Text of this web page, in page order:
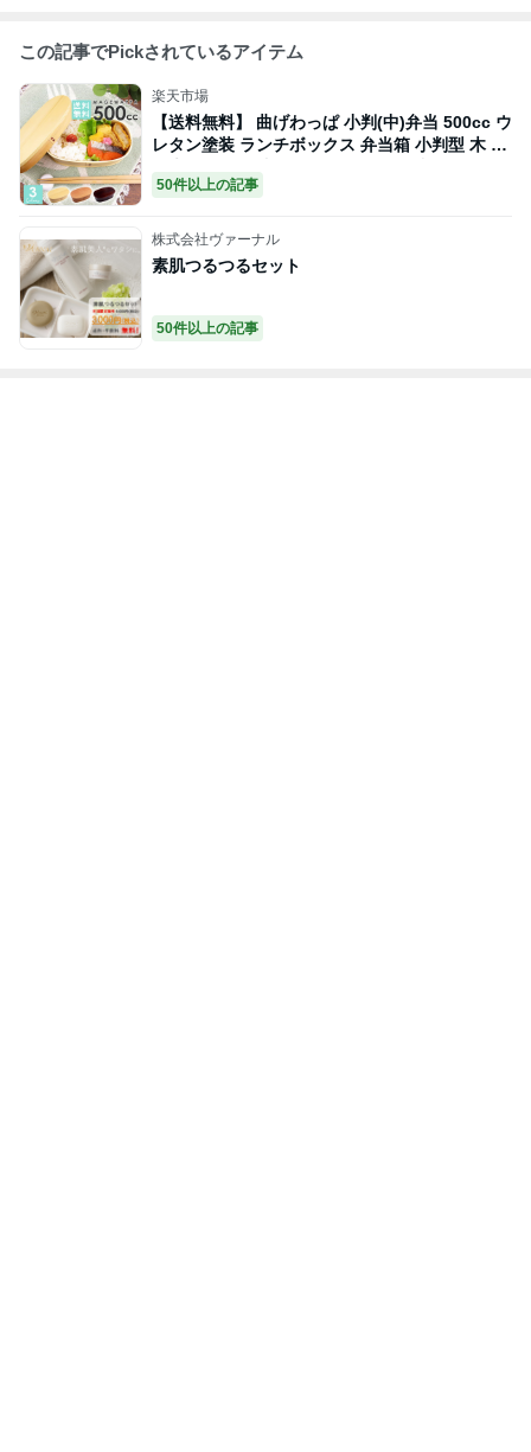
この記事でPickされているアイテム
楽天市場
【送料無料】 曲げわっぱ 小判(中)弁当 500cc ウ
レタン塗装 ランチボックス 弁当箱 小判型 木 天
れ メンズ レディース 子供 運動会 バンド付き 茶
る3色 白木 赤身 本漆
50件以上の記事
株式会社ヴァーナル
素肌つるつるセット
50件以上の記事